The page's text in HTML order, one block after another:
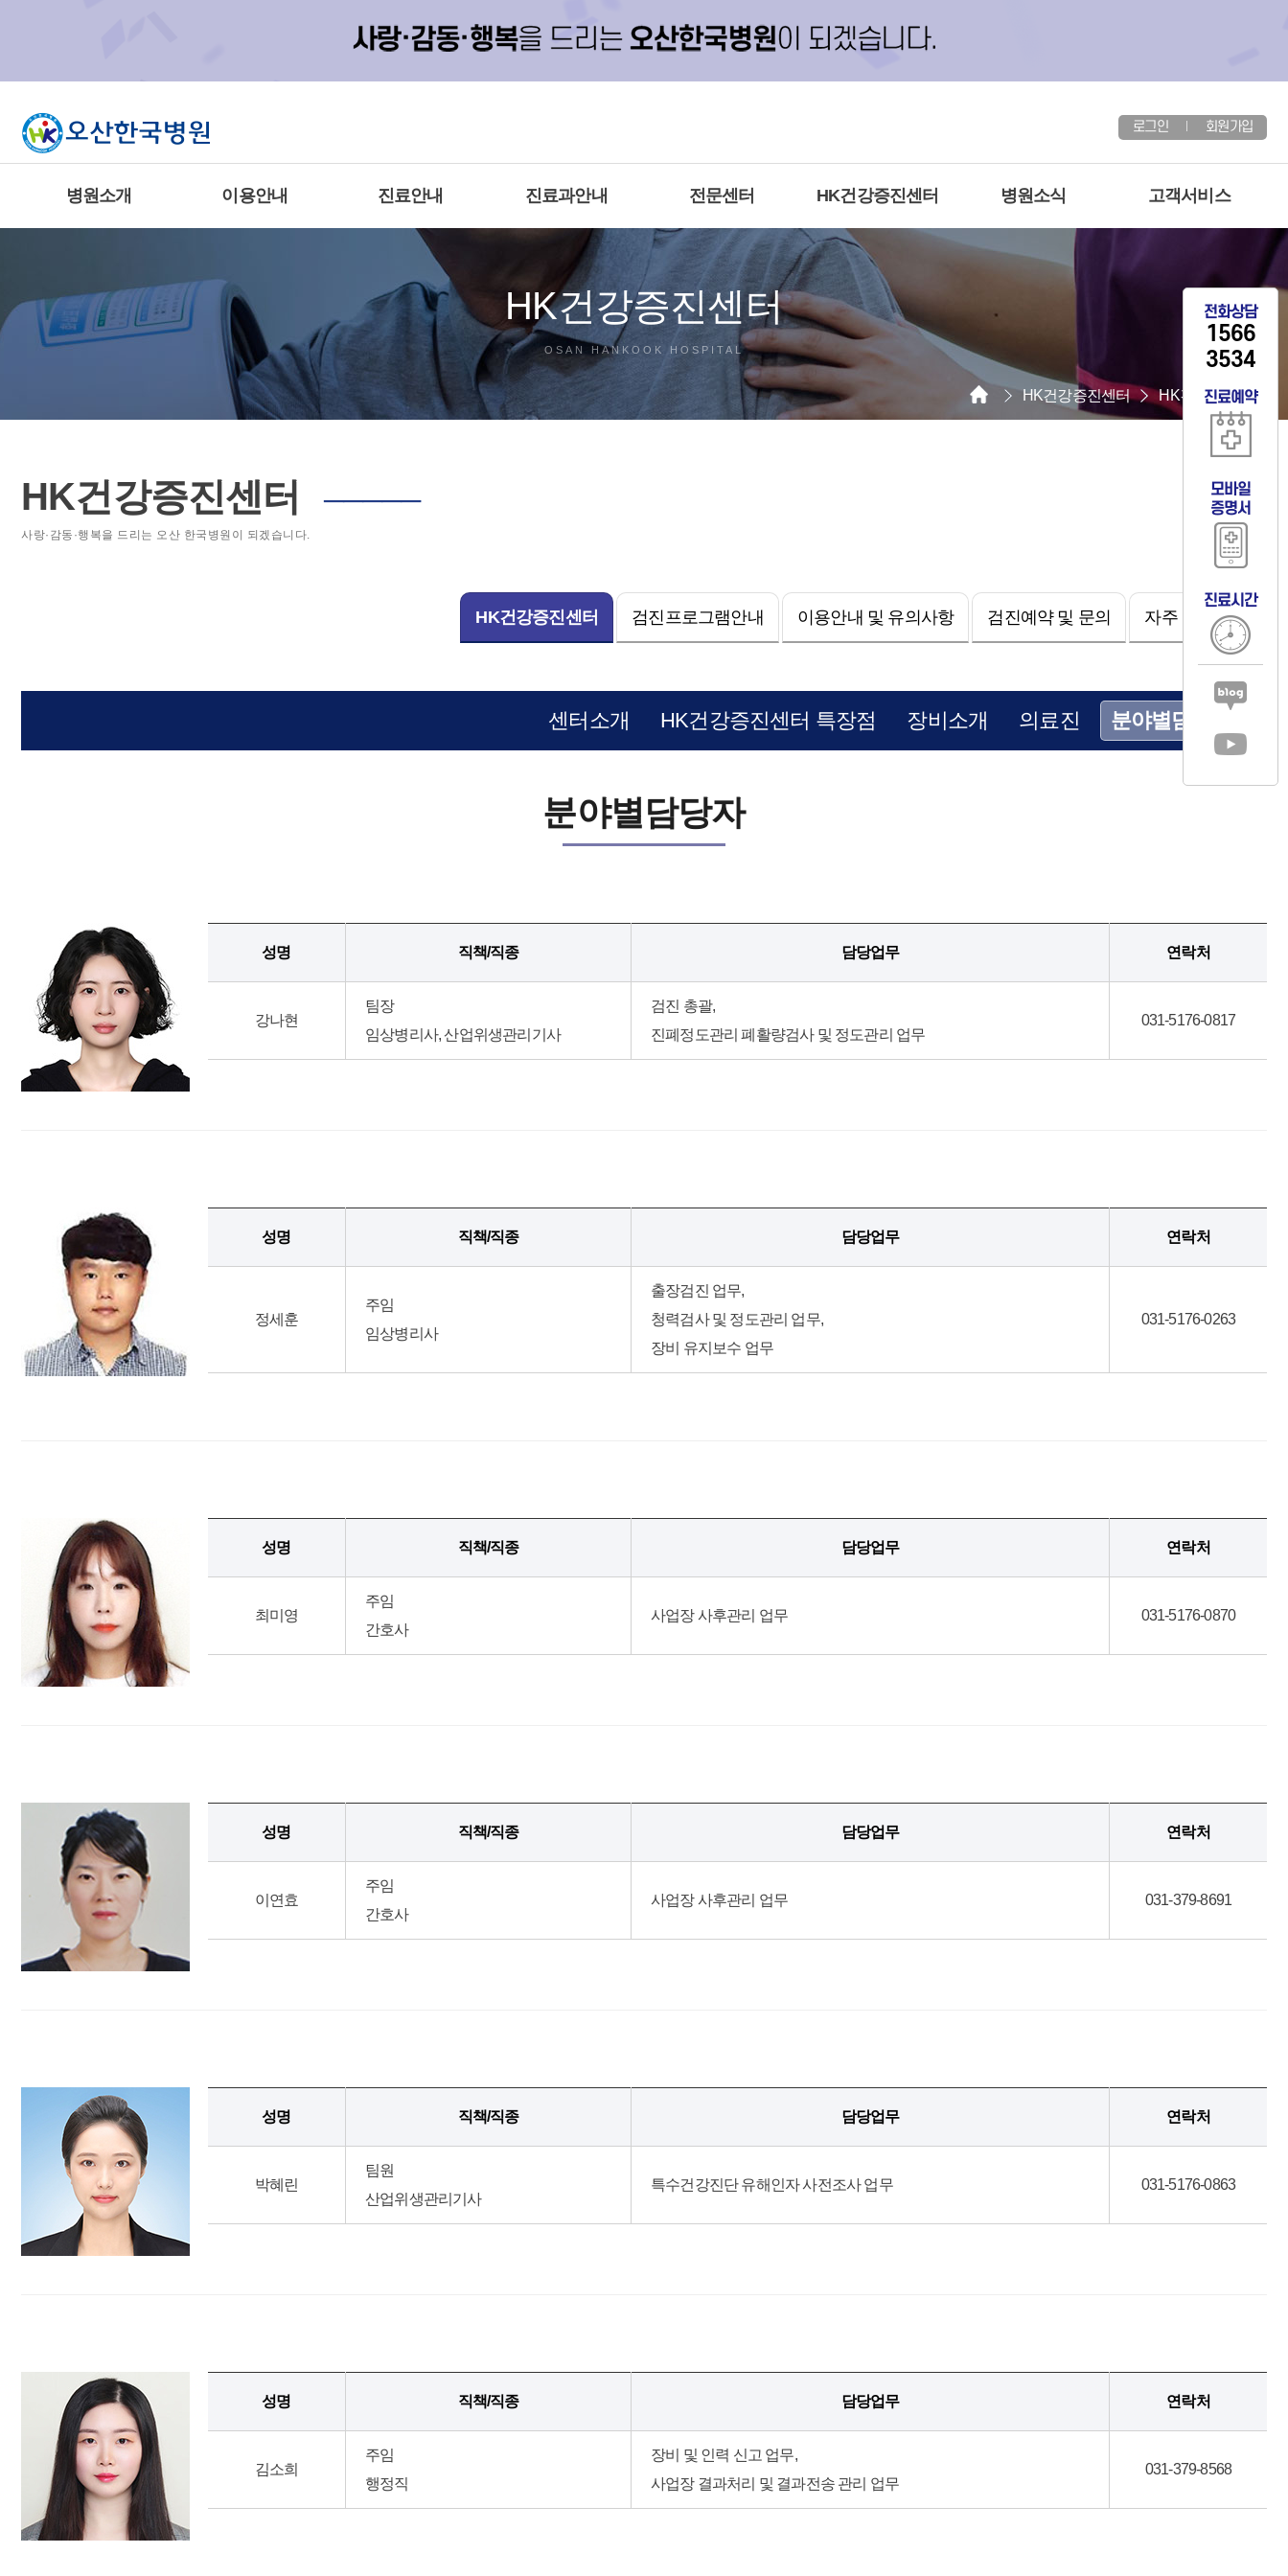
전화상담
1566
3534
진료예약
모바일
증명서
진료시간
로그인 회원가입
병원소개 이용안내 진료안내 진료과안내 전문센터 HK건강증진센터 병원소식 고객서비스
HK건강증진센터
OSAN HANKOOK HOSPITAL
HK건강증진센터 HK건강증진센터
HK건강증진센터 ─────
사랑·감동·행복을 드리는 오산 한국병원이 되겠습니다.
HK건강증진센터 검진프로그램안내 이용안내 및 유의사항 검진예약 및 문의 자주 묻는 질문
센터소개 HK건강증진센터 특장점 장비소개 의료진 분야별담당자
분야별담당자
성명 직책/직종 담당업무 연락처
강나현
팀장
임상병리사, 산업위생관리기사
검진 총괄,
진폐정도관리 폐활량검사 및 정도관리 업무
031-5176-0817
성명 직책/직종 담당업무 연락처
정세훈
주임
임상병리사
출장검진 업무,
청력검사 및 정도관리 업무,
장비 유지보수 업무
031-5176-0263
성명 직책/직종 담당업무 연락처
최미영
주임
간호사
사업장 사후관리 업무 031-5176-0870
성명 직책/직종 담당업무 연락처
이연효
주임
간호사
사업장 사후관리 업무 031-379-8691
성명 직책/직종 담당업무 연락처
박혜린
팀원
산업위생관리기사
특수건강진단 유해인자 사전조사 업무 031-5176-0863
성명 직책/직종 담당업무 연락처
김소희
주임
행정직
장비 및 인력 신고 업무,
사업장 결과처리 및 결과전송 관리 업무
031-379-8568